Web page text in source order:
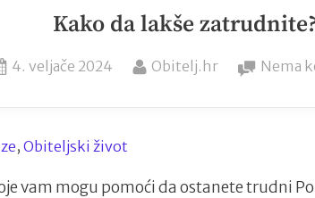
trudnoći”
Kako da lakše
Posted
4. veljače 2024 By
Obitelj.hr Nema
,Obiteljski život
vam mogu pomoći da ostanete trudni